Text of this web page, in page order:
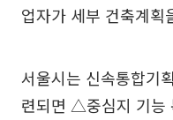
업자가 세부 건축계획
서울시는 신속통합기
련되면 △중심지 기능